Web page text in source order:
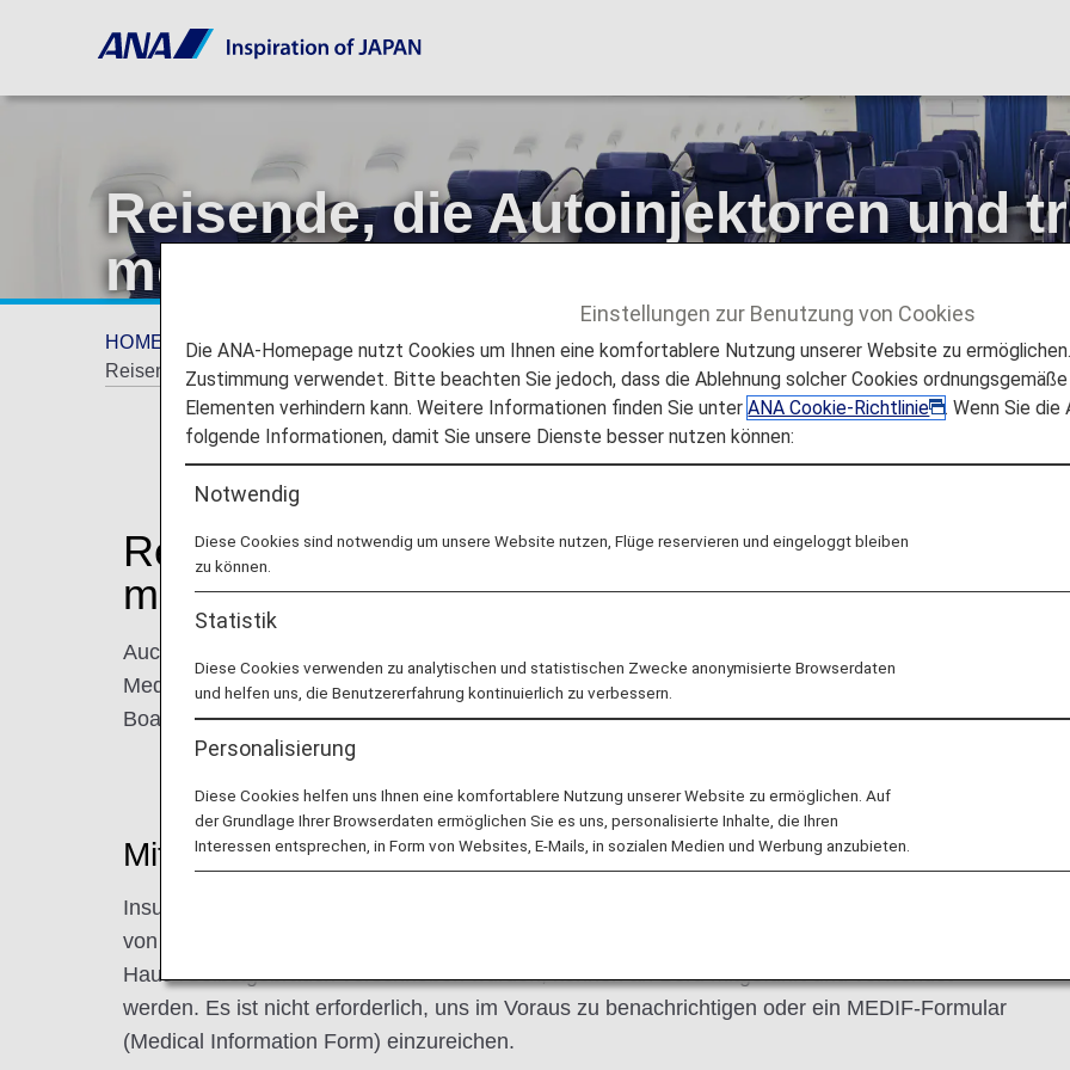
Reisende, die Autoinjektoren und
medizinische Geräte verwenden
HOME Reiseinformationen BESONDERE UNTERSTÜTZUNGSLEISTUNGEN
Reisende mit
Reisende, die Autoinjektoren und tragbare medizinische Geräte verwenden
Reisende, die Autoinjektoren (Injektionsnadeln)
medizinische Geräte wie Insulinpumpen an Bord
Auch wenn kein MEDIF-Formular (Medical Information Form) erforderlich ist und es keine
Medikamenten an Bord gibt, wird empfohlen, Dokumente wie eine ärztliche Verordnung oder ein
Boarding-Verfahren zu ermöglichen.
Mitnahme von Insulinspritzen oder Adrenalin-Autoinjektoren
Insulinspritzen, Autoinjektoren (z. B. für Adrenalin (EpiPen)) und Nadeln zur Verabreichung
von injizierbaren Medikamenten durch den Patienten selbst, die von einem Arzt für den
Haus-/Selbstgebrauch verschrieben wurden, können an Bord mitgeführt und verwendet
werden. Es ist nicht erforderlich, uns im Voraus zu benachrichtigen oder ein MEDIF-Formular
(Medical Information Form) einzureichen.
Einstellungen zur Benutzung von Cookies
Die ANA-Homepage nutzt Cookies um Ihnen eine komfortablere Nutzung unserer Website zu
Zustimmung verwendet. Bitte beachten Sie jedoch, dass die Ablehnung solcher Cookies
Elementen verhindern kann. Weitere Informationen finden Sie unterANA Cookie-Richtlinie
. Wenn Sie
folgende Informationen, damit Sie unsere Dienste besser nutzen können:
Notwendig
Diese Cookies sind notwendig um unsere Website nutzen, Flüge reservieren und eingeloggt bleiben
zu können.
Statistik
Diese Cookies verwenden zu analytischen und statistischen Zwecke anonymisierte Browserdaten
und helfen uns, die Benutzererfahrung kontinuierlich zu verbessern.
Personalisierung
Diese Cookies helfen uns Ihnen eine komfortablere Nutzung unserer Website zu ermöglichen. Auf
der Grundlage Ihrer Browserdaten ermöglichen Sie es uns, personalisierte Inhalte, die Ihren
Interessen entsprechen, in Form von Websites, E-Mails, in sozialen Medien und Werbung anzubieten.